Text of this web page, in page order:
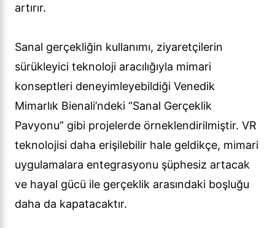
artırır.
Sanal gerçekliğin kullanımı, ziyaretçilerin
sürükleyici teknoloji aracılığıyla mimari
konseptleri deneyimleyebildiği Venedik
Mimarlık Bienali’ndeki “Sanal Gerçeklik
Pavyonu” gibi projelerde örneklendirilmiştir. VR
teknolojisi daha erişilebilir hale geldikçe, mimari
uygulamalara entegrasyonu şüphesiz artacak
ve hayal gücü ile gerçeklik arasındaki boşluğu
daha da kapatacaktır.